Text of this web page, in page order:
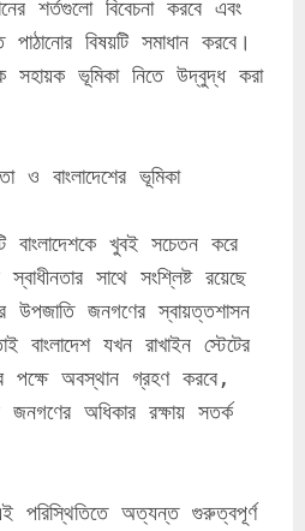
শর্তগুলো বিবেচনা করবে এবং
পাঠানোর বিষয়টি সমাধান করবে।
ভূমিকা নিতে উদ্বুদ্ধ করা
ও বাংলাদেশের ভূমিকা
বাংলাদেশকে খুবই সচেতন করে
সাথে সংশ্লিষ্ট রয়েছে
উপজাতি জনগণের স্বায়ত্তশাসন
বাংলাদেশ যখন রাখাইন স্টেটের
পক্ষে অবস্থান গ্রহণ করবে,
অধিকার রক্ষায় সতর্ক
এই পরিস্থিতিতে অত্যন্ত গুরুত্বপূর্ণ